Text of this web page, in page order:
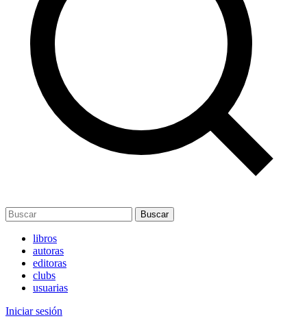
Buscar
libros
autoras
editoras
clubs
usuarias
Iniciar sesión